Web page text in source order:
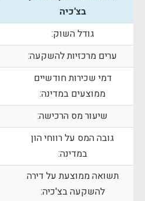
בצ'כיה
גודל השוק:
ערים מרכזיות להשקעה:
דמי שכירות חודשיים
ממוצעים במדינה:
שיעור מס הרכישה:
גובה המס על רווחי הון
במדינה:
תשואה ממוצעת על דירה
להשקעה בצ'כיה: